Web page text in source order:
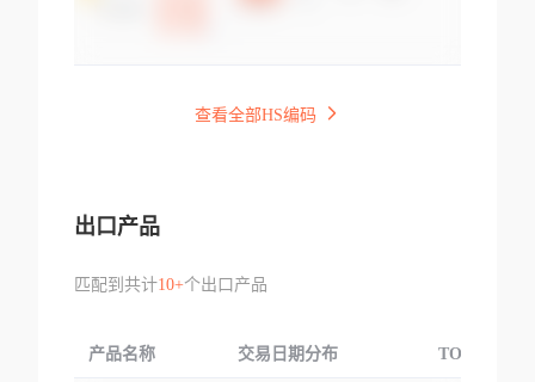
查看全部HS编码
出口产品
匹配到共计10+个出口产品
产品名称 交易日期分布 TOP3交易国